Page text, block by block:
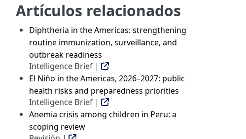
Artículos relacionados
Diphtheria in the Americas: strengthening
routine immunization, surveillance, and
outbreak readiness
Intelligence Brief |
El Niño in the Americas, 2026–2027: public
health risks and preparedness priorities
Intelligence Brief |
Anemia crisis among children in Peru: a
scoping review